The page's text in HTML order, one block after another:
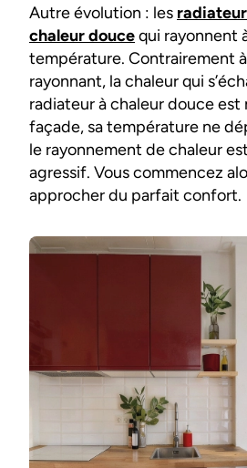
Autre évolution : les
chaleur doucequi rayonnent
température. Contrairement
rayonnant, la chaleur qui
radiateur à chaleur douce est
façade, sa température ne
le rayonnement de chaleur
agressif. Vous commencez
approcher du parfait confort.